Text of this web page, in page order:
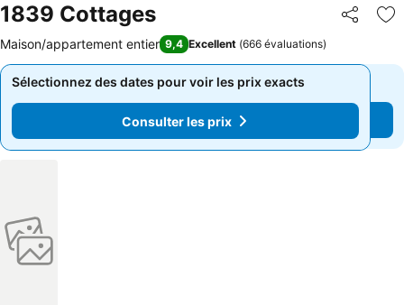
1839 Cottages Partager
Maison/appartement entier 9,4 Excellent (666 évaluations)
Sélectionnez des dates pour voir les prix exacts
Consulter les prix
Sélectionnez des dates pour voir les prix exacts
Consulter les prix